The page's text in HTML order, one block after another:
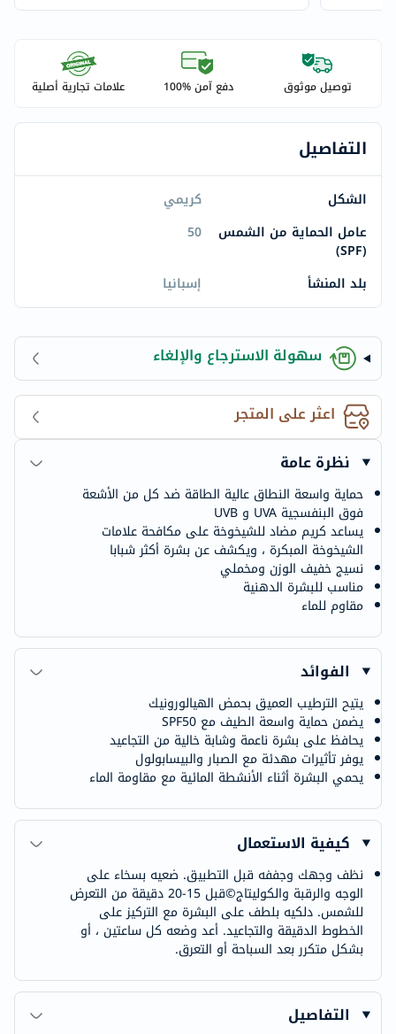
توصيل موثوق دفع آمن %100 علامات تجارية أصلية
التفاصيل
الشكل
كريمي
عامل الحماية من الشمس
(SPF)
50
بلد المنشأ إسبانيا
سهولة الاسترجاع والإلغاء
اعثر على المتجر
نظرة عامة
حماية واسعة النطاق عالية الطاقة ضد كل من الأشعة
فوق البنفسجية UVA و UVB
يساعد كريم مضاد للشيخوخة على مكافحة علامات
الشيخوخة المبكرة ، ويكشف عن بشرة أكثر شبابا
نسيج خفيف الوزن ومخملي
مناسب للبشرة الدهنية
مقاوم للماء
الفوائد
يتيح الترطيب العميق بحمض الهيالورونيك
يضمن حماية واسعة الطيف مع SPF50
يحافظ على بشرة ناعمة وشابة خالية من التجاعيد
يوفر تأثيرات مهدئة مع الصبار والبيسابولول
يحمي البشرة أثناء الأنشطة المائية مع مقاومة الماء
كيفية الاستعمال
نظف وجهك وجففه قبل التطبيق. ضعيه بسخاء على
الوجه والرقبة والكوليتاج©قبل 15-20 دقيقة من التعرض
للشمس. دلكيه بلطف على البشرة مع التركيز على
الخطوط الدقيقة والتجاعيد. أعد وضعه كل ساعتين ، أو
بشكل متكرر بعد السباحة أو التعرق.
التفاصيل